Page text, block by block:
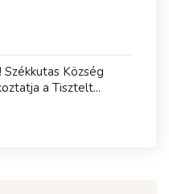
Község
a Tisztelt...